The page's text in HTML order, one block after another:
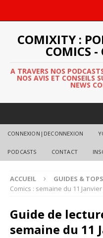
COMIXITY :
COMICS
A TRAVERS NOS
NOS AVIS ET CONSEILS
NEWS
CONNEXION|DECONNEXION
PODCASTS CONTACT
ACCUEIL GUIDES & TOPS
Comics : semaine du 11
Guide de
semaine du 11